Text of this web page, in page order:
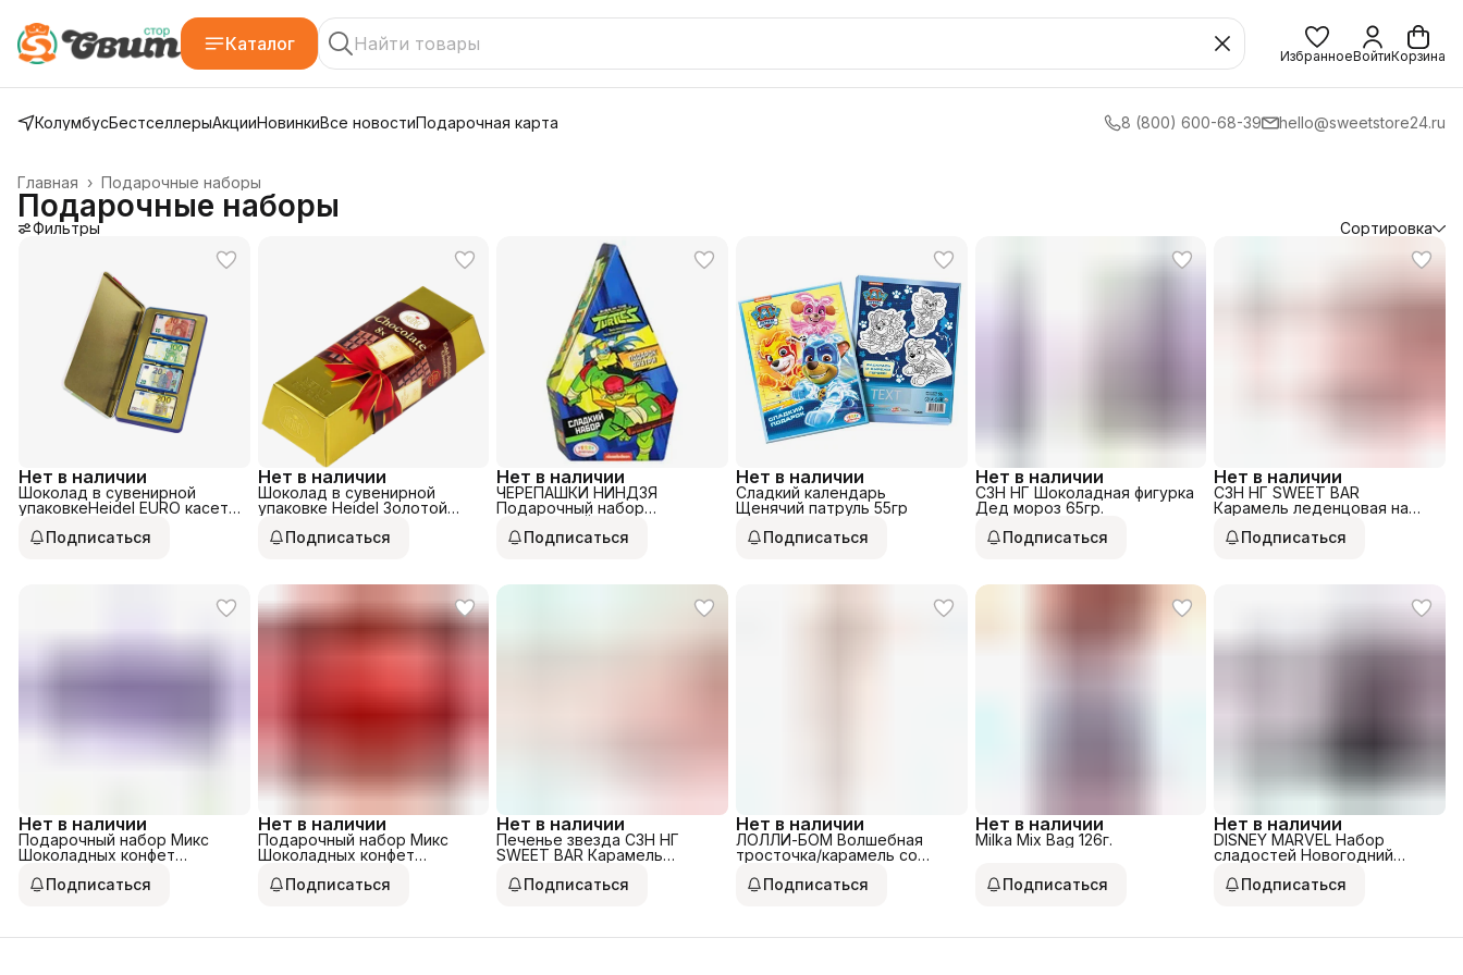
Каталог
ИзбранноеВойтиКорзина
КолумбусБестселлерыАкцииНовинкиВсе новостиПодарочная карта 8 (800) 600-68-39 hello@sweetstore24.ru
Подарочные наборы
Главная ›
Подарочные наборы
Фильтры Сортировка
Нет в наличии
Шоколад в сувенирной
упаковкеHeidel EURO касета
Подписаться
Нет в наличии
Шоколад в сувенирной
упаковке Heidel Золотой
Подписаться
Нет в наличии
ЧЕРЕПАШКИ НИНДЗЯ
Подарочный набор
Подписаться
Нет в наличии
Сладкий календарь
Щенячий патруль 55гр
Подписаться
Нет в наличии
СЗН НГ Шоколадная фигурка
Дед мороз 65гр.
Подписаться
Нет в наличии
СЗН НГ SWEET BAR
Карамель леденцовая на
Подписаться
Нет в наличии
Подарочный набор Микс
Шоколадных конфет
Подписаться
Нет в наличии
Подарочный набор Микс
Шоколадных конфет
Подписаться
Нет в наличии
Печенье звезда СЗН НГ
SWEET BAR Карамель
Кекс/ 20г.
Подписаться
Нет в наличии
ЛОЛЛИ-БОМ Волшебная
тросточка/карамель со
Подписаться
Нет в наличии
Milka Mix Bag 126г.
Подписаться
Нет в наличии
DISNEY MARVEL Набор
сладостей Новогодний
Подписаться